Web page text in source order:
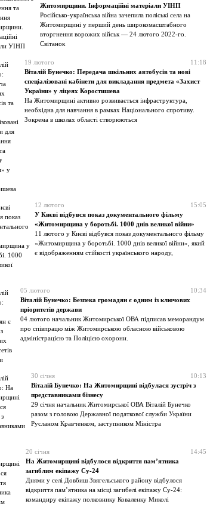
Житомирщини. Інформаційні матеріали УІНП
Російсько-українська війна зачепила поліські села на
Житомирщині у перший день широкомасштабного
вторгнення ворожих військ — 24 лютого 2022-го.
Світанок
19 лютого
11:18
Віталій Бунечко: Передача шкільних автобусів та нові
спеціалізовані кабінети для викладання предмета «Захист
України» у ліцеях Коростишева
На Житомирщині активно розвивається інфраструктура,
необхідна для навчання в рамках Національного спротиву.
Зокрема в школах області створюються
12 лютого
15:05
У Києві відбувся показ документального фільму
«Житомирщина у боротьбі. 1000 днів великої війни»
11 лютого у Києві відбувся показ документального фільму
«Житомирщина у боротьбі. 1000 днів великої війни», який
є відображенням стійкості українського народу,
05 лютого
10:34
Віталій Бунечко: Безпека громадян є одним із ключових
пріоритетів держави
04 лютого начальник Житомирської ОВА підписав меморандум
про співпрацю між Житомирською обласною військовою
адміністрацією та Поліцією охорони.
30 січня
10:13
Віталій Бунечко: На Житомирщині відбулася зустріч з
представниками бізнесу
29 січня начальник Житомирської ОВА Віталій Бунечко
разом з головою Державної податкової служби України
Русланом Кравченком, заступником Міністра
20 січня
14:45
На Житомирщині відбулося відкриття пам’ятника
загиблим екіпажу Су-24
Днями у селі Довбиш Звягельського району відбулося
відкриття пам’ятника на місці загибелі екіпажу Су-24:
командиру екіпажу полковнику Коваленку Миколі